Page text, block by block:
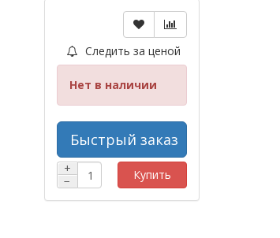
Следить за ценой
Нет в наличии
Быстрый заказ
+
−
Купить